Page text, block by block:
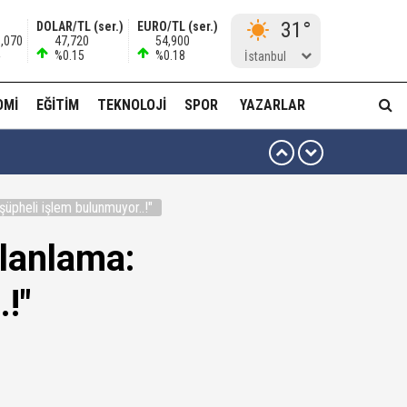
DOLAR/TL (ser.)
47,720
%0.15
EURO/TL (ser.)
54,900
%0.18
31°
İstanbul
EĞITIM TEKNOLOJI SPOR YAZARLAR
oradan alırım…'
düzenli para göndermiş!
edilmeye razıyım'
işlem bulunmuyor..!"